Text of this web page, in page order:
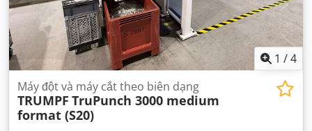
1 /4
Máy đột và máy cắt theo biên dạng
TRUMPF TruPunch 3000 medium
format (S20)